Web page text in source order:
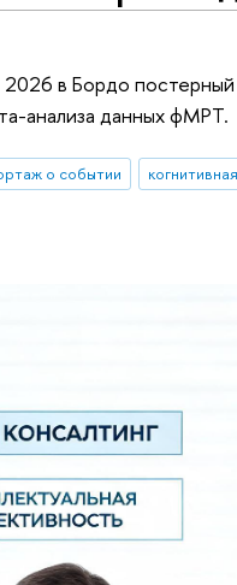
в Бордо
анализа данных фМРТ.
о событии